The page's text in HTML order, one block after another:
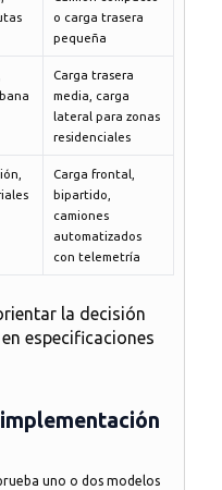
o carga trasera
pequeña
Carga trasera
media, carga
lateral para zonas
residenciales
Carga frontal,
bipartido,
camiones
automatizados
con telemetría
la decisión
especificaciones
uno o dos modelos